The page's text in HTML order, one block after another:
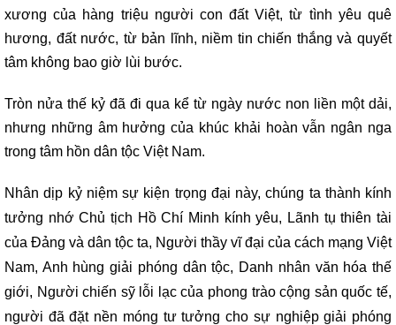
xương của hàng triệu người con đất Việt, từ tình yêu quê
hương, đất nước, từ bản lĩnh, niềm tin chiến thắng và quyết
tâm không bao giờ lùi bước.
Tròn nửa thế kỷ đã đi qua kể từ ngày nước non liền một dải,
nhưng những âm hưởng của khúc khải hoàn vẫn ngân nga
trong tâm hồn dân tộc Việt Nam.
Nhân dịp kỷ niệm sự kiện trọng đại này, chúng ta thành kính
tưởng nhớ Chủ tịch Hồ Chí Minh kính yêu, Lãnh tụ thiên tài
của Đảng và dân tộc ta, Người thầy vĩ đại của cách mạng Việt
Nam, Anh hùng giải phóng dân tộc, Danh nhân văn hóa thế
giới, Người chiến sỹ lỗi lạc của phong trào cộng sản quốc tế,
người đã đặt nền móng tư tưởng cho sự nghiệp giải phóng